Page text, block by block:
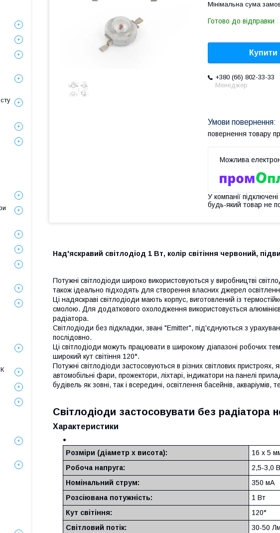
Мінімальна сума
Готово до відправки
Купити
+380 (66) 802-33-33
Менеджер
повернення товару
У компанії
будь-який товар не
Над'яскравий світлодіод 1 Вт, колір світіння червоний,
Потужні світлодіоди широко використовуються у виробництві
також ідеально підходять для створення власних джерел
Ці надяскраві світлодіоди мають корпус, виготовлений із
смолою. Для додаткового охолодження використовується
радіатора.
Світлодіоди без підкладки, звані "Emitter", під'єднуються з
послідовно.
Ці світлодіоди можуть працювати в широкому діапазоні робочих
широкий кут світіння 120°.
Потужні світлодіоди застосовуються в різних світлових пристроях,
автомобільні фари, прожектори, ліхтарі, індикатори на панелі
будівель як зовні, так і всередині, освітлення басейнів,
Світлодіоди застосовувати без радіатора
Характеристики
Розміри (діаметр х висота):
16 х 5
Робоча напруга:
2,5-3,0 В
Номінальний струм:
350 мА
Розсіювана потужність:
1 Вт
Кут світіння:
120°
Світловий потік:
30-50